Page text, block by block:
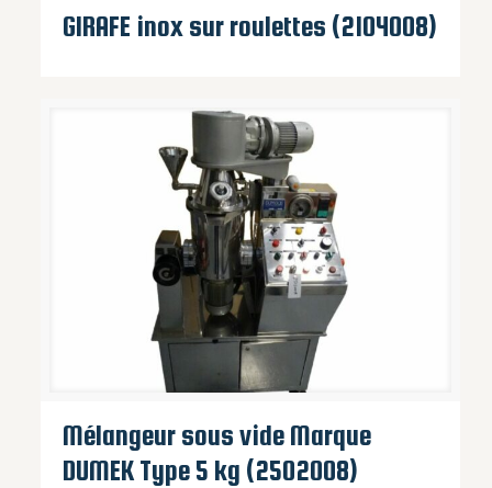
GIRAFE inox sur roulettes (2104008)
Mélangeur sous vide Marque
DUMEK Type 5 kg (2502008)